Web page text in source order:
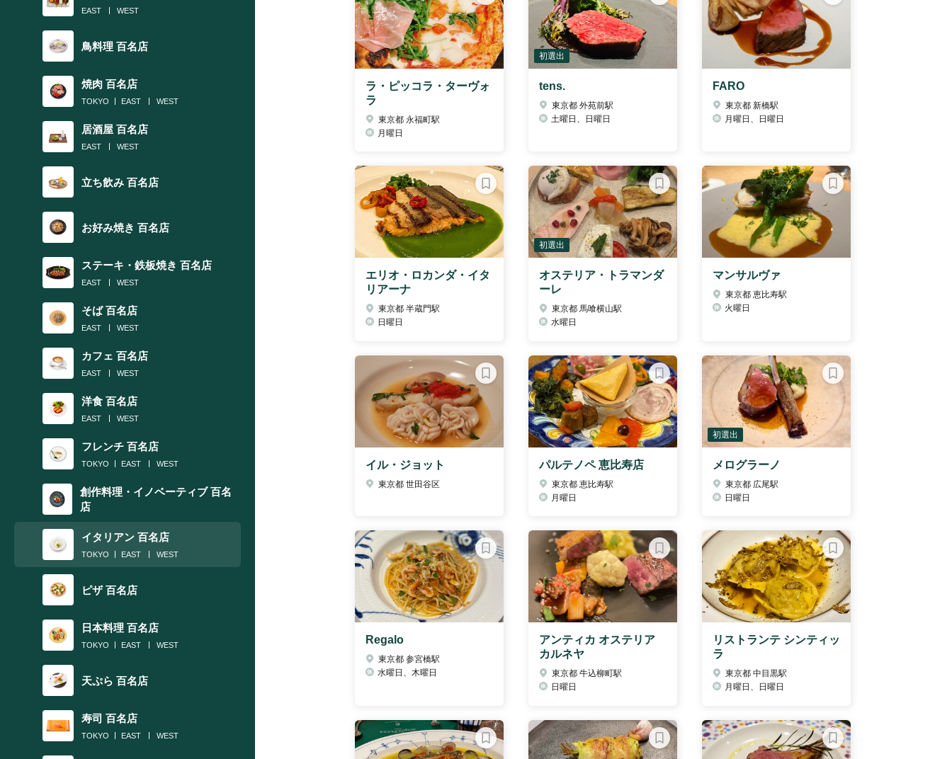
EAST WEST
鳥料理 百名店
焼肉 百名店
TOKYO EAST WEST
居酒屋 百名店
EAST WEST
立ち飲み 百名店
お好み焼き 百名店
ステーキ・鉄板焼き 百名店
EAST WEST
そば 百名店
EAST WEST
カフェ 百名店
EAST WEST
洋食 百名店
EAST WEST
フレンチ 百名店
TOKYO EAST WEST
創作料理・イノベーティブ 百名
店
イタリアン 百名店
TOKYO EAST WEST
ピザ 百名店
日本料理 百名店
TOKYO EAST WEST
天ぷら 百名店
寿司 百名店
TOKYO EAST WEST
ラ・ピッコラ・ターヴォ
ラ
東京都 永福町駅
月曜日
初選出
tens.
東京都 外苑前駅
土曜日、日曜日
FARO
東京都 新橋駅
月曜日、日曜日
エリオ・ロカンダ・イタ
リアーナ
東京都 半蔵門駅
日曜日
初選出
オステリア・トラマンダ
ーレ
東京都 馬喰横山駅
水曜日
マンサルヴァ
東京都 恵比寿駅
火曜日
イル・ジョット
東京都 世田谷区
パルテノペ 恵比寿店
東京都 恵比寿駅
月曜日
初選出
メログラーノ
東京都 広尾駅
日曜日
Regalo
東京都 参宮橋駅
水曜日、木曜日
アンティカ オステリア
カルネヤ
東京都 牛込柳町駅
日曜日
リストランテ シンティッ
ラ
東京都 中目黒駅
月曜日、日曜日